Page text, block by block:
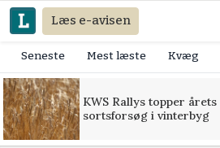
Læs e-avisen
Seneste Mest læste Kvæg
KWS Rallys topper årets
sortsforsøg i vinterbyg